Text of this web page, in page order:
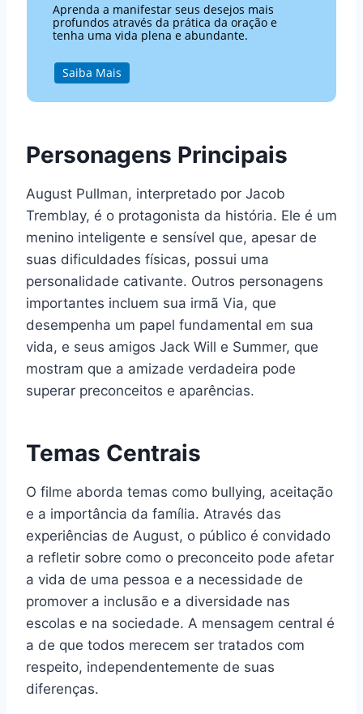
Aprenda a manifestar seus desejos mais
profundos através da prática da oração e
tenha uma vida plena e abundante.
Saiba Mais
Personagens Principais
August Pullman, interpretado por Jacob
Tremblay, é o protagonista da história. Ele é um
menino inteligente e sensível que, apesar de
suas dificuldades físicas, possui uma
personalidade cativante. Outros personagens
importantes incluem sua irmã Via, que
desempenha um papel fundamental em sua
vida, e seus amigos Jack Will e Summer, que
mostram que a amizade verdadeira pode
superar preconceitos e aparências.
Temas Centrais
O filme aborda temas como bullying, aceitação
e a importância da família. Através das
experiências de August, o público é convidado
a refletir sobre como o preconceito pode afetar
a vida de uma pessoa e a necessidade de
promover a inclusão e a diversidade nas
escolas e na sociedade. A mensagem central é
a de que todos merecem ser tratados com
respeito, independentemente de suas
diferenças.